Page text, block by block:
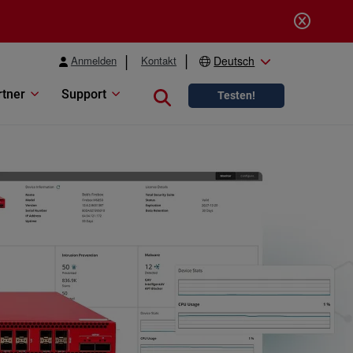
Anmelden Kontakt Deutsch
Support Close search
Testen!